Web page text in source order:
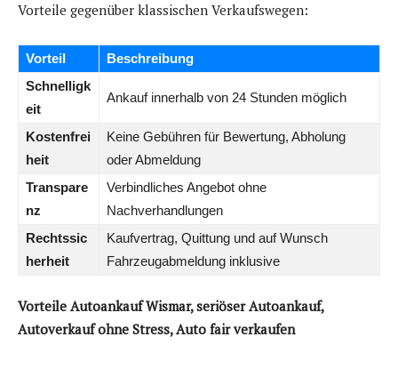
Vorteile gegenüber klassischen Verkaufswegen:
Vorteil
Beschreibung
Schnelligk
eit
Ankauf innerhalb von 24 Stunden möglich
Kostenfrei
heit
Keine Gebühren für Bewertung, Abholung
oder Abmeldung
Transpare
nz
Verbindliches Angebot ohne
Nachverhandlungen
Rechtssic
herheit
Kaufvertrag, Quittung und auf Wunsch
Fahrzeugabmeldung inklusive
Vorteile Autoankauf Wismar, seriöser Autoankauf,
Autoverkauf ohne Stress, Auto fair verkaufen